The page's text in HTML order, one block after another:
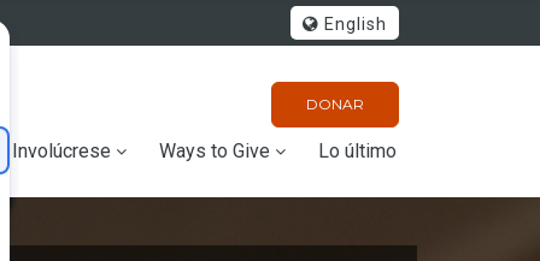
English
DONAR
Involúcrese Ways to Give Lo último